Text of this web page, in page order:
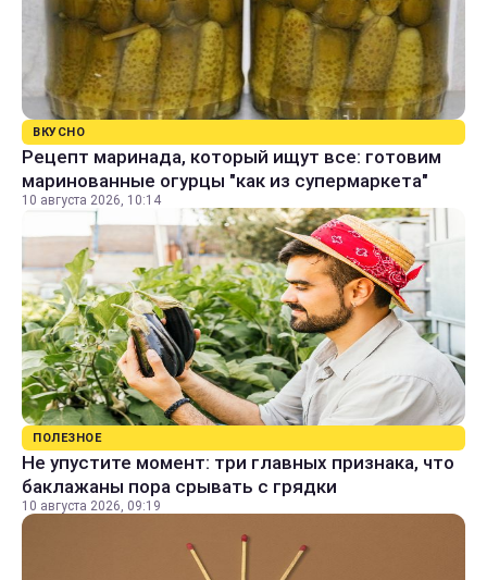
ВКУСНО
Рецепт маринада, который ищут все: готовим
маринованные огурцы "как из супермаркета"
10 августа 2026, 10:14
ПОЛЕЗНОЕ
Не упустите момент: три главных признака, что
баклажаны пора срывать с грядки
10 августа 2026, 09:19